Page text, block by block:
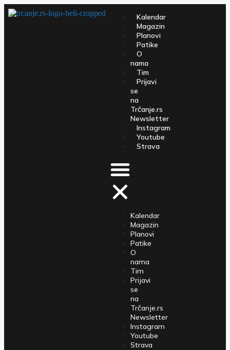
Kalendar
Magazin
Planovi
Patike
O
nama
Tim
Prijavi
se
na
Trčanje.rs
Newsletter
Instagram
Youtube
Strava
Kalendar
Magazin
Planovi
Patike
O
nama
Tim
Prijavi
se
na
Trčanje.rs
Newsletter
Instagram
Youtube
Strava